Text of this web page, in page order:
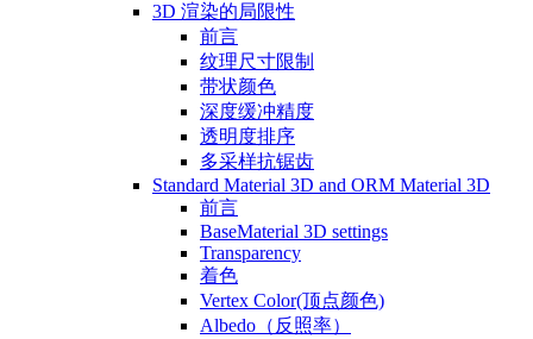
3D 渲染的局限性
前言
纹理尺寸限制
带状颜色
深度缓冲精度
透明度排序
多采样抗锯齿
Standard Material 3D and ORM Material 3D
前言
BaseMaterial 3D settings
Transparency
着色
Vertex Color(顶点颜色)
Albedo（反照率）